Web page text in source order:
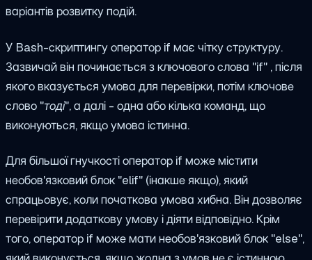
варіантів розвитку подій.
У Bash-скриптингу оператор if має чітку структуру.
Зазвичай він починається з ключового слова "if" , після
якого вказується умова для перевірки, потім ключове
слово "тоді", а далі - одна або кілька команд, що
виконуються, якщо умова істинна.
Для більшої гнучкості оператор if може містити
необов'язковий блок "elif" (інакше якщо), який
спрацьовує, коли початкова умова хибна. Він дозволяє
перевірити додаткову умову і діяти відповідно. Крім
того, оператор if може мати необов'язковий блок "else",